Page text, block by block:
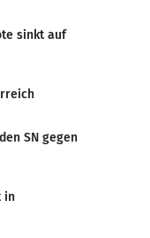
sinkt auf
SN gegen
in